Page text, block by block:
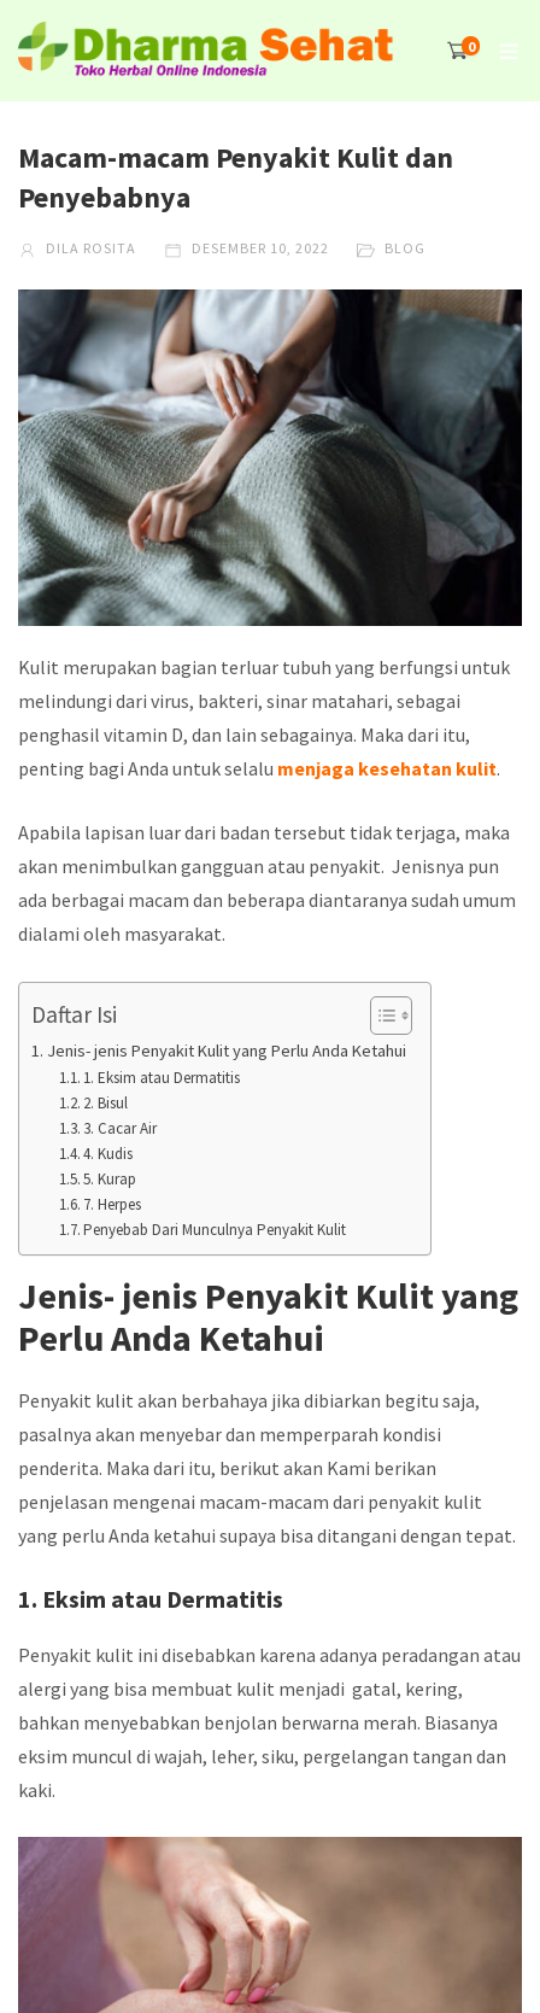
0
Macam-macam Penyakit Kulit dan
Penyebabnya
DILA ROSITA DESEMBER 10, 2022 BLOG
Kulit merupakan bagian terluar tubuh yang berfungsi untuk
melindungi dari virus, bakteri, sinar matahari, sebagai
penghasil vitamin D, dan lain sebagainya. Maka dari itu,
penting bagi Anda untuk selalu menjaga kesehatan kulit.
Apabila lapisan luar dari badan tersebut tidak terjaga, maka
akan menimbulkan gangguan atau penyakit. Jenisnya pun
ada berbagai macam dan beberapa diantaranya sudah umum
dialami oleh masyarakat.
Daftar Isi
Jenis- jenis Penyakit Kulit yang Perlu Anda Ketahui
1. Eksim atau Dermatitis
2. Bisul
3. Cacar Air
4. Kudis
5. Kurap
7. Herpes
Penyebab Dari Munculnya Penyakit Kulit
Jenis- jenis Penyakit Kulit yang
Perlu Anda Ketahui
Penyakit kulit akan berbahaya jika dibiarkan begitu saja,
pasalnya akan menyebar dan memperparah kondisi
penderita. Maka dari itu, berikut akan Kami berikan
penjelasan mengenai macam-macam dari penyakit kulit
yang perlu Anda ketahui supaya bisa ditangani dengan tepat.
1. Eksim atau Dermatitis
Penyakit kulit ini disebabkan karena adanya peradangan atau
alergi yang bisa membuat kulit menjadi gatal, kering,
bahkan menyebabkan benjolan berwarna merah. Biasanya
eksim muncul di wajah, leher, siku, pergelangan tangan dan
kaki.